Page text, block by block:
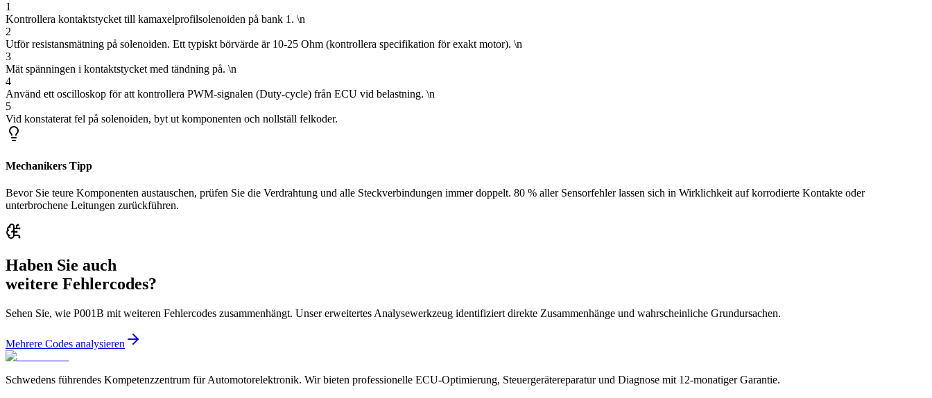
1
Kontrollera kontaktstycket till kamaxelprofilsolenoiden på bank 1. \n
2
Utför resistansmätning på solenoiden. Ett typiskt börvärde är 10-25 Ohm (kontrollera specifikation för exakt motor). \n
3
Mät spänningen i kontaktstycket med tändning på. \n
4
Använd ett oscilloskop för att kontrollera PWM-signalen (Duty-cycle) från ECU vid belastning. \n
5
Vid konstaterat fel på solenoiden, byt ut komponenten och nollställ felkoder.
Mechanikers Tipp
Bevor Sie teure Komponenten austauschen, prüfen Sie die Verdrahtung und alle Steckverbindungen immer doppelt. 80 % aller Sensorfehler lassen sich in Wirklichkeit auf korrodierte Kontakte oder
unterbrochene Leitungen zurückführen.
Haben Sie auch
weitere Fehlercodes?
Sehen Sie, wie P001B mit weiteren Fehlercodes zusammenhängt. Unser erweitertes Analysewerkzeug identifiziert direkte Zusammenhänge und wahrscheinliche Grundursachen.
Mehrere Codes analysieren
Schwedens führendes Kompetenzzentrum für Automotorelektronik. Wir bieten professionelle ECU-Optimierung, Steuergerätereparatur und Diagnose mit 12-monatiger Garantie.